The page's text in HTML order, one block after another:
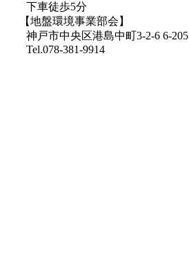
下車徒歩5分
【地盤環境事業部会】
神戸市中央区港島中町3-2-6 6-205
Tel.078-381-9914